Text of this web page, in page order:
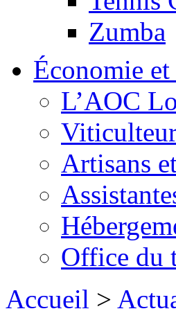
Zumba
Économie
L’AOC
Artisans
Office du
Accueil >